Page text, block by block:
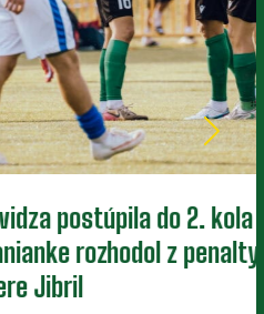
2. kola pohára.
z penalty v